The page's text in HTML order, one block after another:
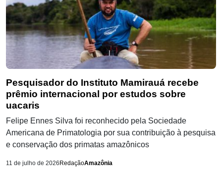
Pesquisador do Instituto Mamirauá recebe
prêmio internacional por estudos sobre
uacaris
Felipe Ennes Silva foi reconhecido pela Sociedade
Americana de Primatologia por sua contribuição à pesquisa
e conservação dos primatas amazônicos
11 de julho de 2026 RedaçãoAmazônia